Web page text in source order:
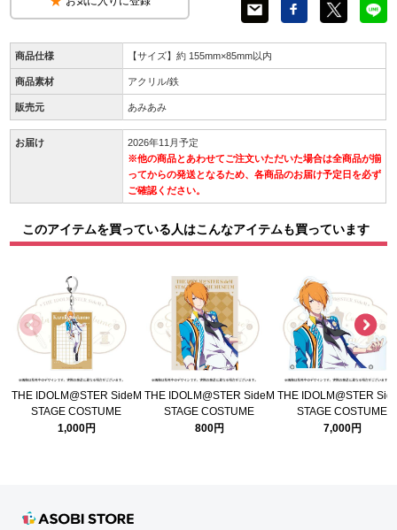
商品仕様 【サイズ】約 155mm×85mm以内
商品素材 アクリル/鉄
販売元 あみあみ
お届け
2026年11月予定
※他の商品とあわせてご注文いただいた場合は全商品が揃
ってからの発送となるため、各商品のお届け予定日を必ず
ご確認ください。
このアイテムを買っている人はこんなアイテムも買っています
THE IDOLM@STER SideM
STAGE COSTUME
MUSEUM 公式キーホルダ
1,000円
THE IDOLM@STER SideM
STAGE COSTUME
MUSEUM 公式A4ポスター
800円
THE IDOLM@STER
STAGE COSTUME
MUSEUM 公式アクリル
7,000円